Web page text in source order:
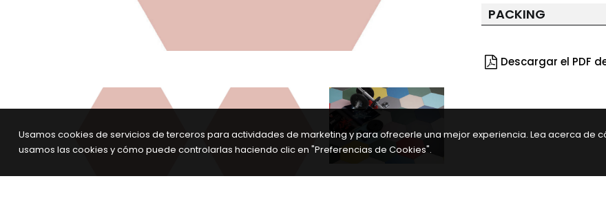
PACKING
Descargar el PDF
Usamos cookies de servicios de terceros para actividades de marketing y para ofrecerle una mejor experiencia. Lea acerca de
usamos las cookies y cómo puede controlarlas haciendo clic en "Preferencias de Cookies".